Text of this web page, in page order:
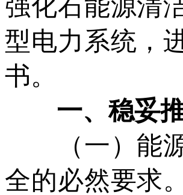
强化石能源清
型电力系统，
书。
一、稳妥推
（一）能源
全的必然要求